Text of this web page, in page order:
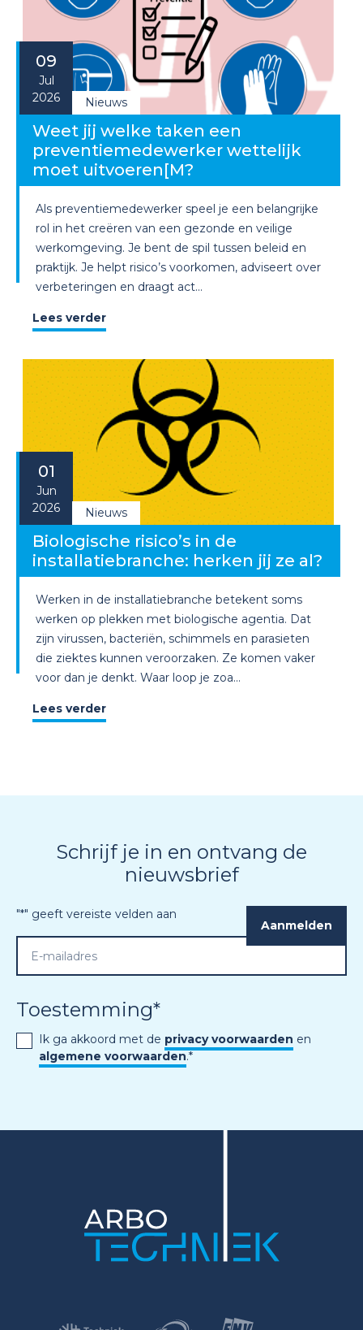
09
Jul
2026
Nieuws
Weet jij welke taken een
preventiemedewerker wettelijk
moet uitvoeren[M?
Als preventiemedewerker speel je een belangrijke
rol in het creëren van een gezonde en veilige
werkomgeving. Je bent de spil tussen beleid en
praktijk. Je helpt risico’s voorkomen, adviseert over
verbeteringen en draagt act...
Lees verder
01
Jun
2026
Nieuws
Biologische risico’s in de
installatiebranche: herken jij ze al?
Werken in de installatiebranche betekent soms
werken op plekken met biologische agentia. Dat
zijn virussen, bacteriën, schimmels en parasieten
die ziektes kunnen veroorzaken. Ze komen vaker
voor dan je denkt. Waar loop je zoa...
Lees verder
Schrijf je in en ontvang de
nieuwsbrief
"*" geeft vereiste velden aan
Toestemming*
Ik ga akkoord met de privacy voorwaarden en
algemene voorwaarden.*